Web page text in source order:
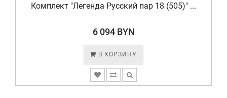
Комплект "Легенда Русский пар 18 (505)" ...
6 094 BYN
В КОРЗИНУ